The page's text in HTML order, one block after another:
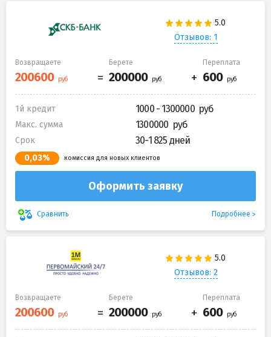
Отзывов: 1
Возвращаете Берете Переплата
1й кредит 1000 - 1300000
Макс. сумма 1300000
Срок 30-1 825 дней
0,03% комиссия для новых клиентов
Оформить заявку
Сравнить Подробнее
Отзывов: 2
Возвращаете Берете Переплата